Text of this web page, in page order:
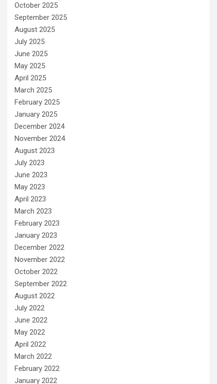
October 2025
September 2025
August 2025
July 2025
June 2025
May 2025
April 2025
March 2025
February 2025
January 2025
December 2024
November 2024
August 2023
July 2023
June 2023
May 2023
April 2023
March 2023
February 2023
January 2023
December 2022
November 2022
October 2022
September 2022
August 2022
July 2022
June 2022
May 2022
April 2022
March 2022
February 2022
January 2022